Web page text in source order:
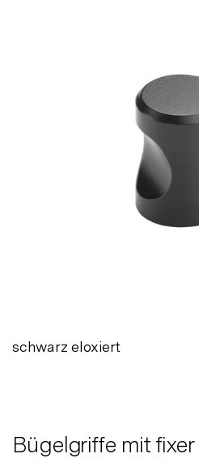
schwarz eloxiert
Bügelgriffe mit